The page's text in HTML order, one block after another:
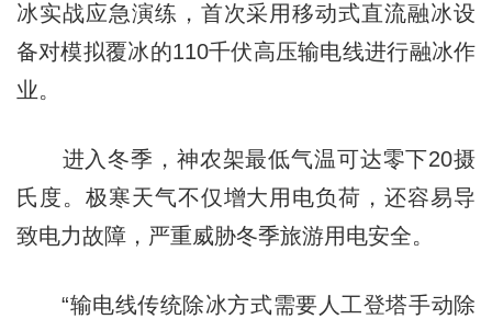
冰实战应急演练，首次采用移动式直流融冰设
备对模拟覆冰的110千伏高压输电线进行融冰作
业。
进入冬季，神农架最低气温可达零下20摄
氏度。极寒天气不仅增大用电负荷，还容易导
致电力故障，严重威胁冬季旅游用电安全。
“输电线传统除冰方式需要人工登塔手动除